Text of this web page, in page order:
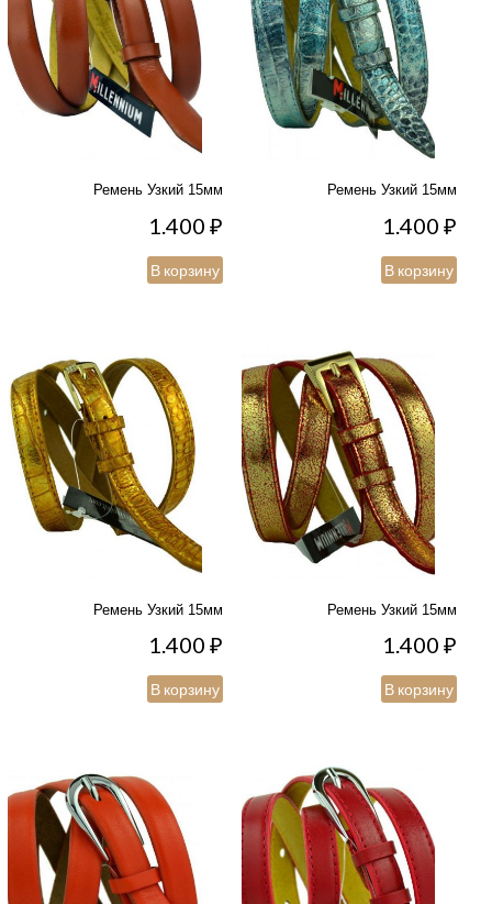
Ремень Узкий 15мм
1.400₽
В корзину
Ремень Узкий 15мм
1.400₽
В корзину
Ремень Узкий 15мм
1.400₽
В корзину
Ремень Узкий 15мм
1.400₽
В корзину